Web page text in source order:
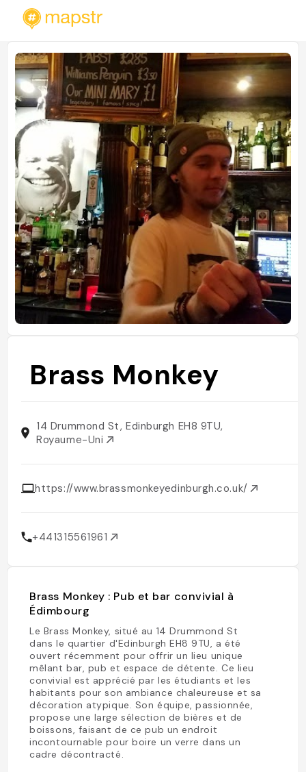
Brass Monkey
14 Drummond St, Edinburgh EH8 9TU,
Royaume-Uni
https://www.brassmonkeyedinburgh.co.uk/
+441315561961
Brass Monkey : Pub et bar convivial à
Édimbourg
Le Brass Monkey, situé au 14 Drummond St
dans le quartier d'Edinburgh EH8 9TU, a été
ouvert récemment pour offrir un lieu unique
mêlant bar, pub et espace de détente. Ce lieu
convivial est apprécié par les étudiants et les
habitants pour son ambiance chaleureuse et sa
décoration atypique. Son équipe, passionnée,
propose une large sélection de bières et de
boissons, faisant de ce pub un endroit
incontournable pour boire un verre dans un
cadre décontracté.